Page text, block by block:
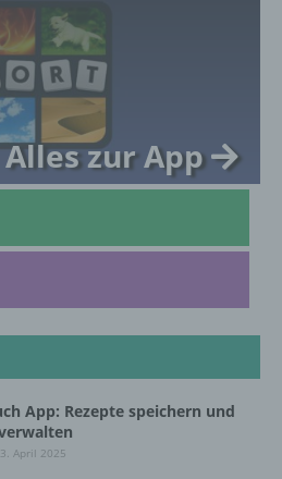
Alles zur App
App: Rezepte speichern und
April 2025
wirtschaftlichen,
sozialen Identität dieser
sind, identifiziert werden
ist jede identifizierte oder
verarbeitet
jeder mit oder ohne Hilfe
ausgeführte